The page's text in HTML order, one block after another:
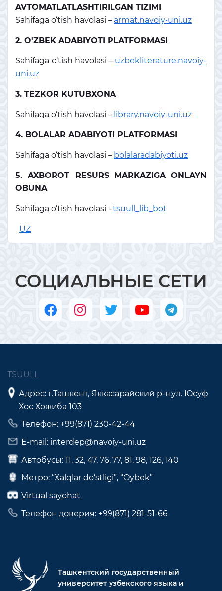
AVTOMATLATLASHTIRILGAN TIZIMI
Sahifaga o‘tish havolasi – armat.navoiy-uni.uz
2. O'ZBEK ADABIYOTI PLATFORMASI
Sahifaga o‘tish havolasi – uzbekliterature.navoiy-
uni.uz
3. TEZKOR KUTUBXONA
Sahifaga o‘tish havolasi – library.navoiy-uni.uz
4. BOLALAR ADABIYOTI PLATFORMASI
Sahifaga o‘tish havolasi – bolalaradabiyoti.uz
5. AXBOROT RESURS MARKAZIGA ONLAYN
OBUNA
Sahifaga o‘tish havolasi - tsuull_lib_bot
UZ
СОЦИАЛЬНЫЕ СЕТИ
Ташкентский государственный
университет узбекского языка и
TSUULL
Адрес: г.Ташкент, Яккасарайский р-н,ул. Юсуф
Хос Хожиба 103
Телефон: +99(871) 230-42-44
E-mail: interdep@navoiy-uni.uz
Автобусы: 11, 32, 47, 76, 77, 81, 98, 126, 140
Метро: “Xalqlar do‘stligi”, “Oybek”
Virtual sayohat
Телефон доверия: +99(871) 281-51-66